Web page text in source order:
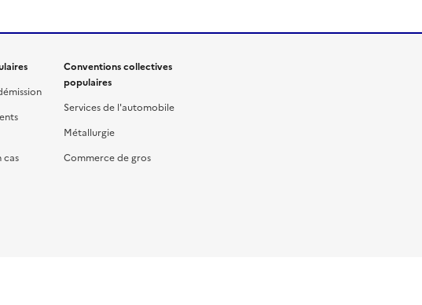
cas
Conventions collectives
populaires
Services de l'automobile
Métallurgie
Commerce de gros